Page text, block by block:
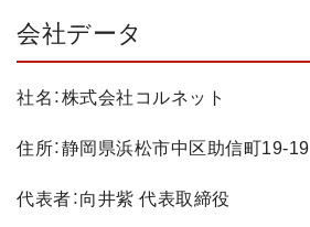
会社データ
社名：株式会社コルネット
住所：静岡県浜松市中区助信町19-19
代表者：向井紫 代表取締役